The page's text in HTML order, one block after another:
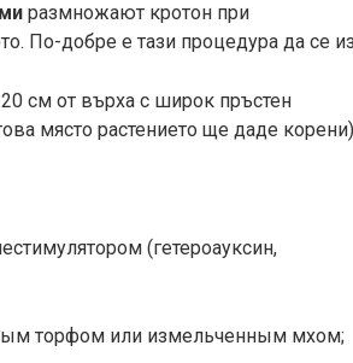
размножают кротон при
По-добре е тази процедура да се
см от върха с широк пръстен
място растението ще даде
(гетероауксин,
торфом или измельченным мхом;